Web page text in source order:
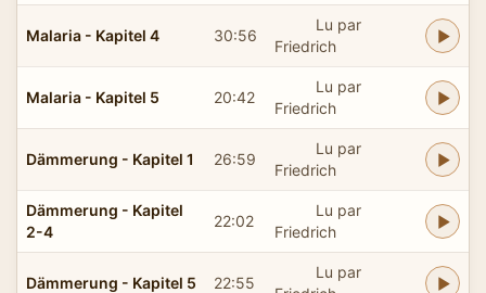
Malaria - Kapitel 4 30:56
Lu par
Friedrich
Malaria - Kapitel 5 20:42
Lu par
Friedrich
Dämmerung - Kapitel 1 26:59
Lu par
Friedrich
Dämmerung - Kapitel
2-4
22:02
Lu par
Friedrich
Dämmerung - Kapitel 5 22:55
Lu par